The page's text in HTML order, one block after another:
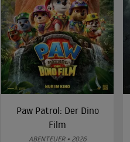
Paw Patrol: Der Dino
Film
ABENTEUER • 2026